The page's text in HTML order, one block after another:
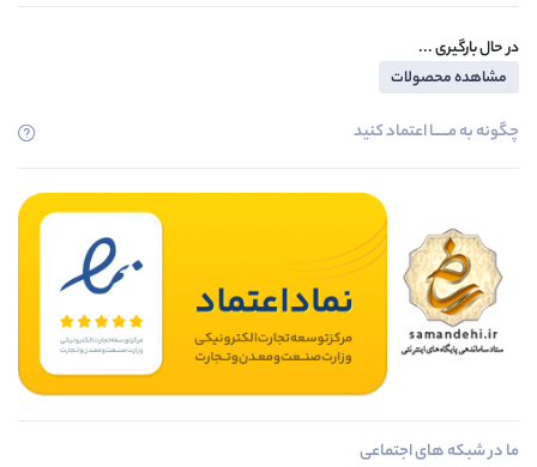
در حال بارگیری ...
مشاهده محصولات
چگونه به مــــــا اعتماد کنید
ما در شبکه های اجتماعی